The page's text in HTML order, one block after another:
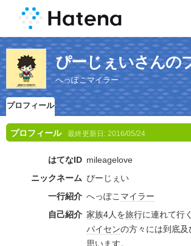
ぴーじぇいさんの
へっぽこマイラー
プロフィール
プロフィール 最終更新日: 2016/05/24
はてなID mileagelove
ニックネーム ぴーじぇい
一行紹介 へっぽこ マイラー
自己紹介 家族4人を旅行に連れて行
パイセンの方々には到底及
思います。